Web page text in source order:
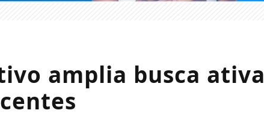
amplia busca ativa